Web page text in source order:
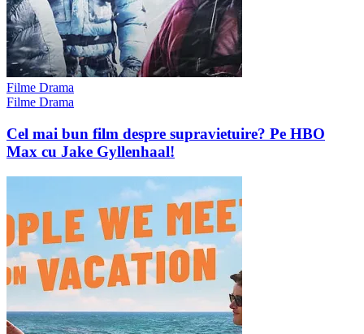
Filme Drama
Filme Drama
Cel mai bun film despre supravietuire? Pe HBO
Max cu Jake Gyllenhaal!